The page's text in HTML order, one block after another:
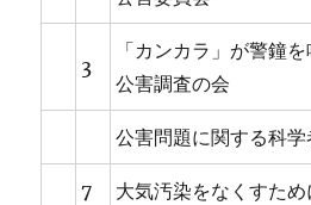
3
「カンカラ」が警鐘
公害調査の会
公害問題に関する科
7 大気汚染をなくすため